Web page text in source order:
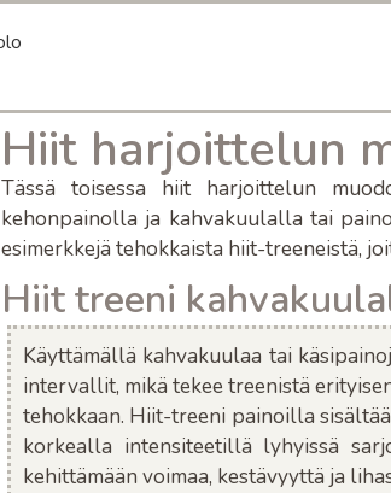
Hiit harjoittelun
Tässä toisessa hiit harjoittelun
kehonpainolla ja kahvakuulalla tai
esimerkkejä tehokkaista hiit-treeneistä,
Hiit treeni
Käyttämällä kahvakuulaa tai käsip
intervallit, mikä tekee treenistä
tehokkaan. Hiit-treeni painoilla
korkealla intensiteetillä lyhyissä
kehittämään voimaa, kestävyyttä ja